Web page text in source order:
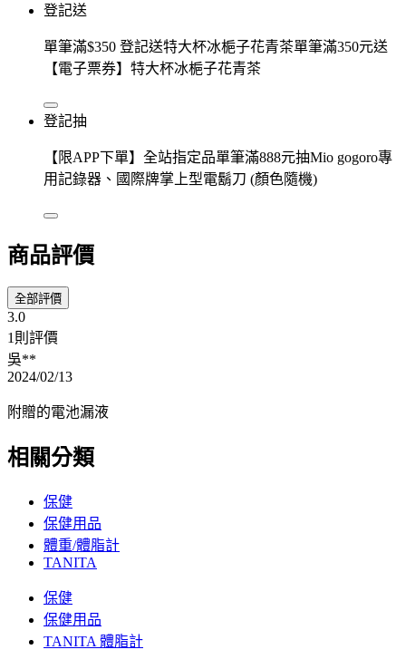
登記送
單筆滿$350 登記送特大杯冰梔子花青茶單筆滿350元送
【電子票券】特大杯冰梔子花青茶
登記抽
【限APP下單】全站指定品單筆滿888元抽Mio gogoro專
用記錄器、國際牌掌上型電鬍刀 (顏色隨機)
商品評價
全部評價
3.0
1則評價
吳**
2024/02/13
附贈的電池漏液
相關分類
保健
保健用品
體重/體脂計
TANITA
保健
保健用品
TANITA 體脂計